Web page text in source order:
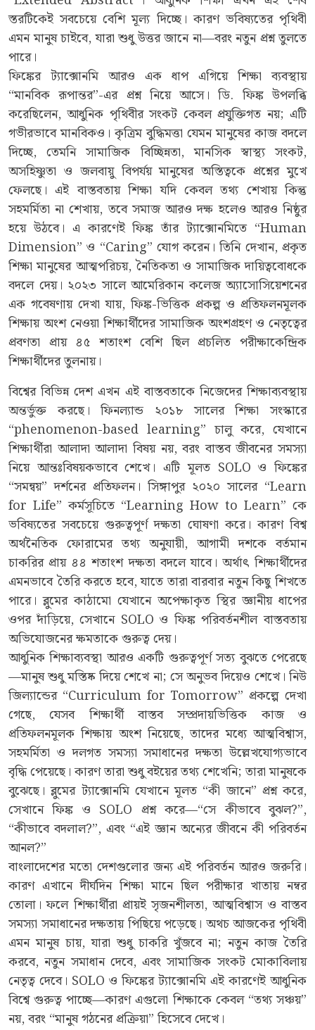
স্তরটিকেই সবচেয়ে বেশি মূল্য দিচ্ছে। কারণ ভবিষ্যতের পৃথিবী
এমন মানুষ চাইবে, যারা শুধু উত্তর জানে না—বরং নতুন প্রশ্ন তুলতে
পারে।
ফিঙ্কের ট্যাক্সোনমি আরও এক ধাপ এগিয়ে শিক্ষা ব্যবস্থায়
“মানবিক রূপান্তর”-এর প্রশ্ন নিয়ে আসে। ডি. ফিঙ্ক উপলব্ধি
করেছিলেন, আধুনিক পৃথিবীর সংকট কেবল প্রযুক্তিগত নয়; এটি
গভীরভাবে মানবিকও। কৃত্রিম বুদ্ধিমত্তা যেমন মানুষের কাজ বদলে
দিচ্ছে, তেমনি সামাজিক বিচ্ছিন্নতা, মানসিক স্বাস্থ্য সংকট,
অসহিষ্ণুতা ও জলবায়ু বিপর্যয় মানুষের অস্তিত্বকে প্রশ্নের মুখে
ফেলছে। এই বাস্তবতায় শিক্ষা যদি কেবল তথ্য শেখায় কিন্তু
সহমর্মিতা না শেখায়, তবে সমাজ আরও দক্ষ হলেও আরও নিষ্ঠুর
হয়ে উঠবে। এ কারণেই ফিঙ্ক তাঁর ট্যাক্সোনমিতে “Human
Dimension” ও “Caring” যোগ করেন। তিনি দেখান, প্রকৃত
শিক্ষা মানুষের আত্মপরিচয়, নৈতিকতা ও সামাজিক দায়িত্ববোধকে
বদলে দেয়। ২০২৩ সালে আমেরিকান কলেজ অ্যাসোসিয়েশনের
এক গবেষণায় দেখা যায়, ফিঙ্ক-ভিত্তিক প্রকল্প ও প্রতিফলনমূলক
শিক্ষায় অংশ নেওয়া শিক্ষার্থীদের সামাজিক অংশগ্রহণ ও নেতৃত্বের
প্রবণতা প্রায় ৪৫ শতাংশ বেশি ছিল প্রচলিত পরীক্ষাকেন্দ্রিক
শিক্ষার্থীদের তুলনায়।
বিশ্বের বিভিন্ন দেশ এখন এই বাস্তবতাকে নিজেদের শিক্ষাব্যবস্থায়
অন্তর্ভুক্ত করছে। ফিনল্যান্ড ২০১৮ সালের শিক্ষা সংস্কারে
“phenomenon-based learning” চালু করে, যেখানে
শিক্ষার্থীরা আলাদা আলাদা বিষয় নয়, বরং বাস্তব জীবনের সমস্যা
নিয়ে আন্তঃবিষয়কভাবে শেখে। এটি মূলত SOLO ও ফিঙ্কের
“সমন্বয়” দর্শনের প্রতিফলন। সিঙ্গাপুর ২০২০ সালের “Learn
for Life” কর্মসূচিতে “Learning How to Learn” কে
ভবিষ্যতের সবচেয়ে গুরুত্বপূর্ণ দক্ষতা ঘোষণা করে। কারণ বিশ্ব
অর্থনৈতিক ফোরামের তথ্য অনুযায়ী, আগামী দশকে বর্তমান
চাকরির প্রায় ৪৪ শতাংশ দক্ষতা বদলে যাবে। অর্থাৎ শিক্ষার্থীদের
এমনভাবে তৈরি করতে হবে, যাতে তারা বারবার নতুন কিছু শিখতে
পারে। ব্লুমের কাঠামো যেখানে অপেক্ষাকৃত স্থির জ্ঞানীয় ধাপের
ওপর দাঁড়িয়ে, সেখানে SOLO ও ফিঙ্ক পরিবর্তনশীল বাস্তবতায়
অভিযোজনের ক্ষমতাকে গুরুত্ব দেয়।
আধুনিক শিক্ষাব্যবস্থা আরও একটি গুরুত্বপূর্ণ সত্য বুঝতে পেরেছে
—মানুষ শুধু মস্তিষ্ক দিয়ে শেখে না; সে অনুভব দিয়েও শেখে। নিউ
জিল্যান্ডের “Curriculum for Tomorrow” প্রকল্পে দেখা
গেছে, যেসব শিক্ষার্থী বাস্তব সম্প্রদায়ভিত্তিক কাজ ও
প্রতিফলনমূলক শিক্ষায় অংশ নিয়েছে, তাদের মধ্যে আত্মবিশ্বাস,
সহমর্মিতা ও দলগত সমস্যা সমাধানের দক্ষতা উল্লেখযোগ্যভাবে
বৃদ্ধি পেয়েছে। কারণ তারা শুধু বইয়ের তথ্য শেখেনি; তারা মানুষকে
বুঝেছে। ব্লুমের ট্যাক্সোনমি যেখানে মূলত “কী জানে” প্রশ্ন করে,
সেখানে ফিঙ্ক ও SOLO প্রশ্ন করে—“সে কীভাবে বুঝল?”,
“কীভাবে বদলাল?”, এবং “এই জ্ঞান অন্যের জীবনে কী পরিবর্তন
আনল?”
বাংলাদেশের মতো দেশগুলোর জন্য এই পরিবর্তন আরও জরুরি।
কারণ এখানে দীর্ঘদিন শিক্ষা মানে ছিল পরীক্ষার খাতায় নম্বর
তোলা। ফলে শিক্ষার্থীরা প্রায়ই সৃজনশীলতা, আত্মবিশ্বাস ও বাস্তব
সমস্যা সমাধানের দক্ষতায় পিছিয়ে পড়েছে। অথচ আজকের পৃথিবী
এমন মানুষ চায়, যারা শুধু চাকরি খুঁজবে না; নতুন কাজ তৈরি
করবে, নতুন সমাধান দেবে, এবং সামাজিক সংকট মোকাবিলায়
নেতৃত্ব দেবে। SOLO ও ফিঙ্কের ট্যাক্সোনমি এই কারণেই আধুনিক
বিশ্বে গুরুত্ব পাচ্ছে—কারণ এগুলো শিক্ষাকে কেবল “তথ্য সঞ্চয়”
নয়, বরং “মানুষ গঠনের প্রক্রিয়া” হিসেবে দেখে।